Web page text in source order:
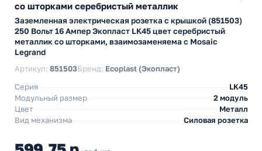
со шторками серебристый металлик
Заземленная электрическая розетка с крышкой (851503)
250 Вольт 16 Ампер Экопласт LK45 цвет серебристый
металлик со шторками, взаимозаменяема с Mosaic
Legrand
Артикул: 851503Бренд: Ecoplast (Экопласт)
Серия
LK45
Модульный размер
2 модуль
Цвет
Металл
Вид механизма
Силовая розетка